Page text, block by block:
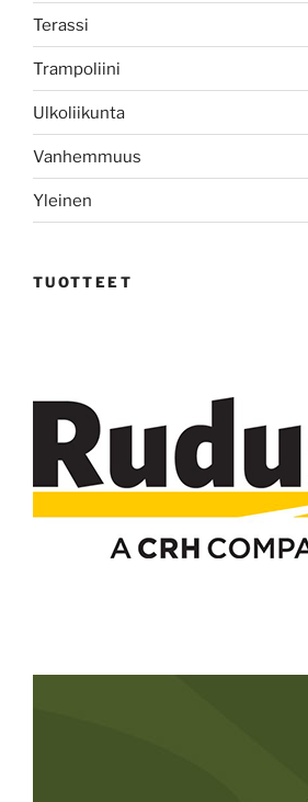
Terassi
Trampoliini
Ulkoliikunta
Vanhemmuus
Yleinen
TUOTTEET